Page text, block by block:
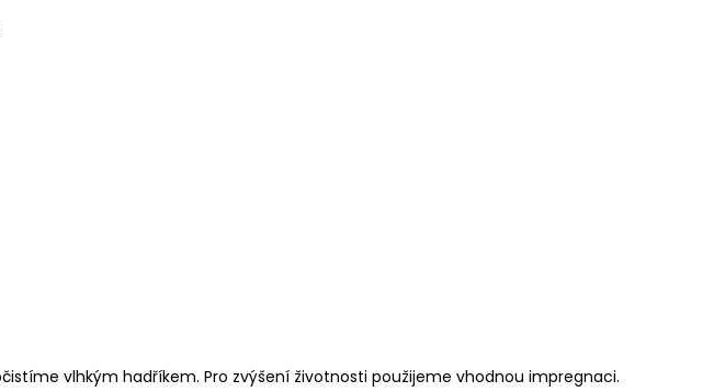
vlhkým hadříkem. Pro zvýšení životnosti použijeme vhodnou impregnaci.